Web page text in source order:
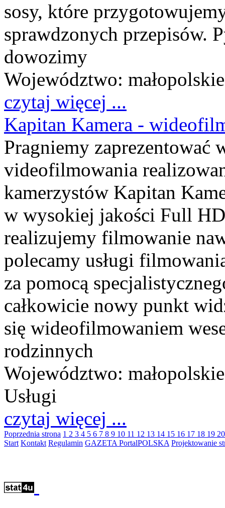
sosy, które
sprawdzonych przepisów.
dowozimy
Województwo: małopolskie
czytaj więcej ...
Kapitan Kamera -
Pragniemy zaprezentować
videofilmowania
kamerzystów Kapitan
w wysokiej jakości Full
realizujemy filmowanie
polecamy usługi
za pomocą
całkowicie nowy punkt
się wideofilmowaniem
rodzinnych
Województwo: małopolskie
Usługi
czytaj więcej ...
Poprzednia strona 1 2 3 4 5 6 7 8 9 10 11 12 13 14 15 16 17 18 19
Start Kontakt Regulamin GAZETA PortalPOLSKA Projektowanie